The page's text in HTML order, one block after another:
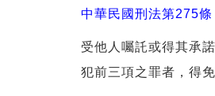
中華民國刑法第275條
受他人囑託或得其承
犯前三項之罪者，得免